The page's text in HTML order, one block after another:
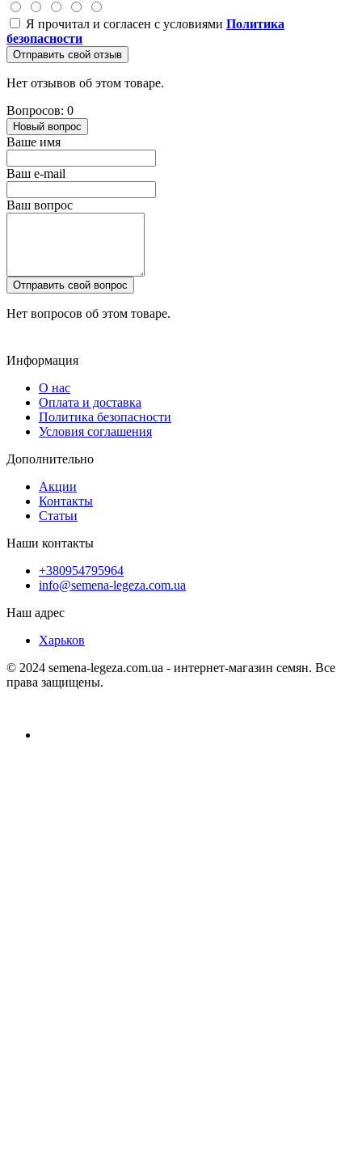
Я прочитал и согласен с условиями Политика
безопасности
Отправить свой отзыв
Нет отзывов об этом товаре.
Вопросов: 0
Новый вопрос
Ваше имя
Ваш e-mail
Ваш вопрос
Отправить свой вопрос
Нет вопросов об этом товаре.
Информация
О нас
Оплата и доставка
Политика безопасности
Условия соглашения
Дополнительно
Акции
Контакты
Статьи
Наши контакты
+380954795964
info@semena-legeza.com.ua
Наш адрес
Харьков
© 2024 semena-legeza.com.ua - интернет-магазин семян. Все
права защищены.